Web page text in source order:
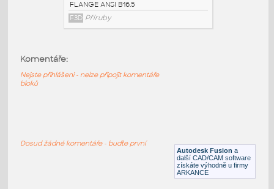
F3D Příruby
Příruby
Autodesk Fusion a
další CAD/CAM software
získáte výhodně u firmy
ARKANCE
Komentáře:
Nejste přihlášeni - nelze připojit komentáře
bloků
Dosud žádné komentáře - buďte první